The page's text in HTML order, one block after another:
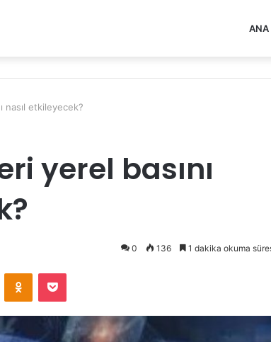
ANA
nasıl etkileyecek?
yerel basını
0 136 1 dakika okuma
Odnoklassniki
Pocket